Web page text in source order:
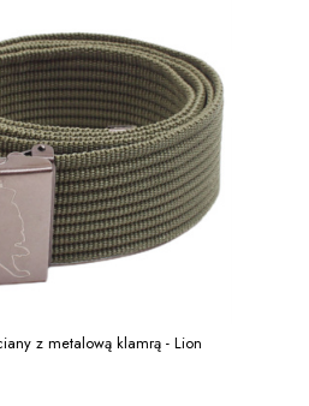
z metalową klamrą - Lion